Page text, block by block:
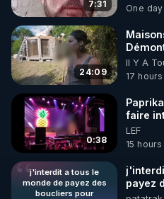
Pour ne pas rater
http://rgnr.li/news
🌱 VIDÉOS NON
Toutes les vidéos
http://rgnr.li/odysee
🌱 LES STAGES EN
7:31
One
24:09
Visite
Il Y A
17
0:38
faire
Elle
DJ !
LEF
15
j'interdit a tous le
monde de payez des
boucliers pour
payez